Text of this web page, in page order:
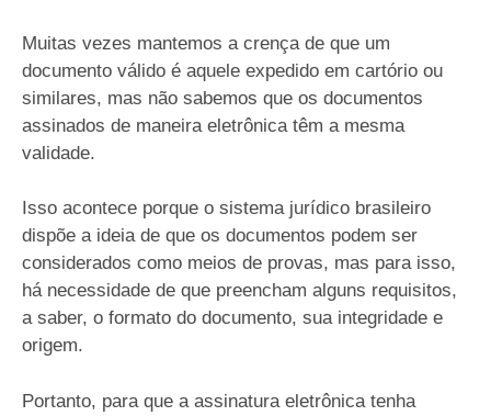
Muitas vezes mantemos a crença de que um
documento válido é aquele expedido em cartório ou
similares, mas não sabemos que os documentos
assinados de maneira eletrônica têm a mesma
validade.
Isso acontece porque o sistema jurídico brasileiro
dispõe a ideia de que os documentos podem ser
considerados como meios de provas, mas para isso,
há necessidade de que preencham alguns requisitos,
a saber, o formato do documento, sua integridade e
origem.
Portanto, para que a assinatura eletrônica tenha